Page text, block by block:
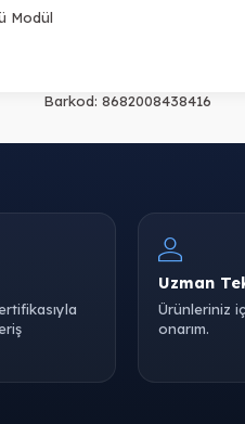
Modül
Barkod: 8682008438416
Uzman
Ürünleriniz
onarım.